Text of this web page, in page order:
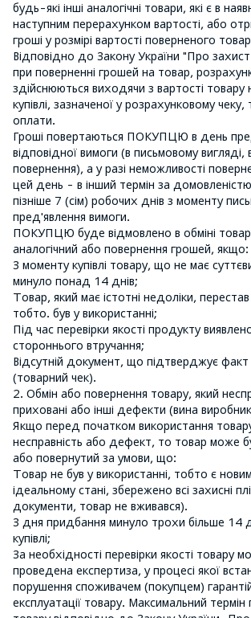
будь-які інші аналогічні товари, які є в
наступним перерахунком вартості, або
гроші у розмірі вартості поверненого
Відповідно до Закону України "Про
при поверненні грошей на товар,
здійснюються виходячи з вартості
купівлі, зазначеної у розрахунковому
оплати.
Гроші повертаються ПОКУПЦЮ в день
відповідної вимоги (в письмовому вигляді,
повернення), а у разі неможливості
цей день - в інший термін за
пізніше 7 (сім) робочих днів з моменту
пред'явлення вимоги.
ПОКУПЦЮ буде відмовлено в обміні
аналогічний або повернення грошей, якщо:
З моменту купівлі товару, що не має
минуло понад 14 днів;
Товар, який має істотні недоліки,
тобто. був у використанні;
Під час перевірки якості продукту
стороннього втручання;
Відсутній документ, що підтверджує факт
(товарний чек).
2. Обмін або повернення товару, який
приховані або інші дефекти (вина
Якщо перед початком використання
несправність або дефект, то товар може
або повернутий за умови, що:
Товар не був у використанні, тобто є
ідеальному стані, збережено всі захисні
документи, товар не вживався).
З дня придбання минуло трохи більше 14
купівлі;
За необхідності перевірки якості товару
проведена експертиза, у процесі якої
порушення споживачем (покупцем)
експлуатації товару. Максимальний термін